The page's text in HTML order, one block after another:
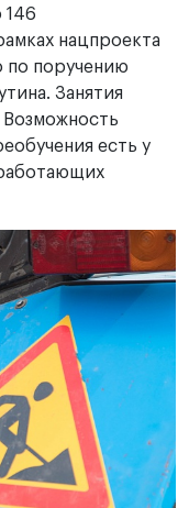
146
нацпроекта
по поручению
Занятия
есть у